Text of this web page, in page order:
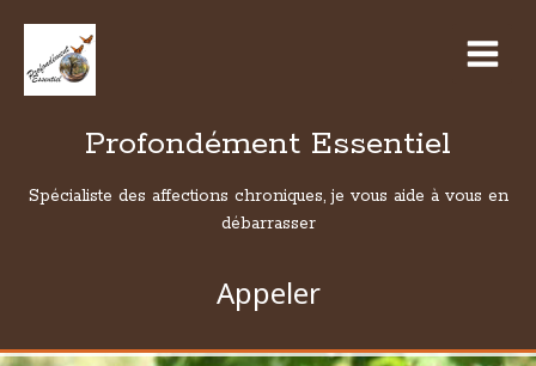
Profondément Essentiel
Spécialiste des affections chroniques, je vous aide à vous en
débarrasser
Appeler